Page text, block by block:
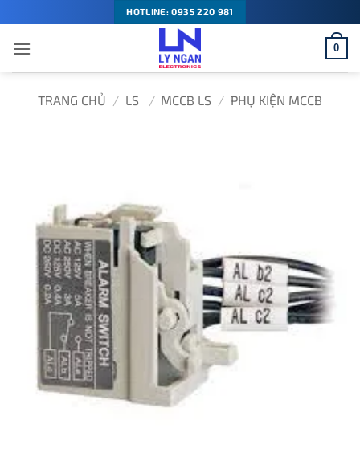
qua
nội
dung
HOTLINE: 0935 220 981
0
TRANG CHỦ / LS / MCCB LS / PHỤ KIỆN MCCB